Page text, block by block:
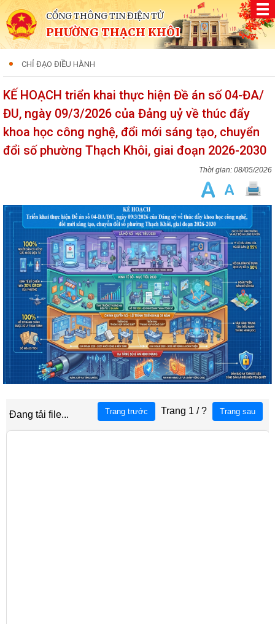
CỔNG THÔNG TIN ĐIỆN TỬ
PHƯỜNG THẠCH KHÔI
CHỈ ĐẠO ĐIỀU HÀNH
KẾ HOẠCH triển khai thực hiện Đề án số 04-ĐA/
ĐU, ngày 09/3/2026 của Đảng uỷ về thúc đẩy
khoa học công nghệ, đổi mới sáng tạo, chuyển
đổi số phường Thạch Khôi, giai đoạn 2026-2030
08/05/2026